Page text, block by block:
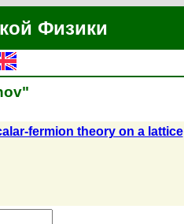
Физики
fermion theory on a lattice